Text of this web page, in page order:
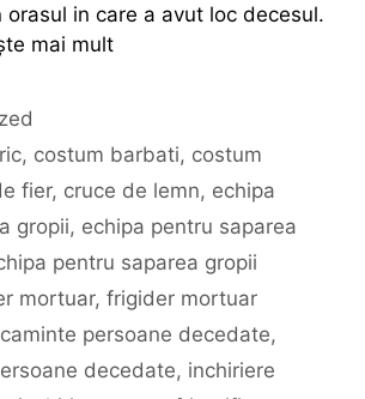
orasul in care a avut loc decesul.
mai mult
, costum barbati, costum
fier, cruce de lemn, echipa
gropii, echipa pentru saparea
pentru saparea gropii
mortuar, frigider mortuar
persoane decedate,
decedate, inchiriere